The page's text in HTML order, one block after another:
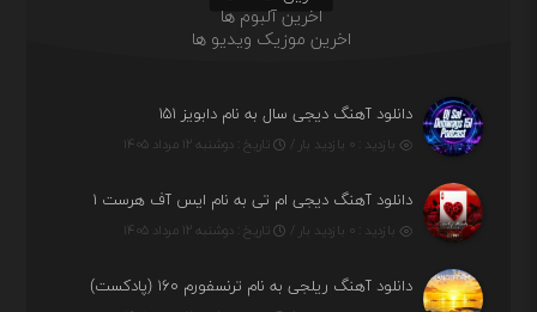
اخرین آلبوم ها
اخرین موزیک ویدیو ها
دانلود آهنگ دیجی سال به نام دابویز ۱۵۱
بازدید : ۰ بازدید بار / تاریخ : دوشنبه ۱۲ مرداد ۱۴۰۵
دانلود آهنگ دیجی ام تی به نام ایس آف هرست ۱
بازدید : ۰ بازدید بار / تاریخ : دوشنبه ۱۲ مرداد ۱۴۰۵
دانلود آهنگ ریلجی به نام ترنسفورم ۱۶۰ (پادکست)